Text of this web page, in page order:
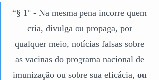
“§ 1º - Na mesma pena incorre quem
cria, divulga ou propaga, por
qualquer meio, notícias falsas sobre
as vacinas do programa nacional de
imunização ou sobre sua eficácia, ou